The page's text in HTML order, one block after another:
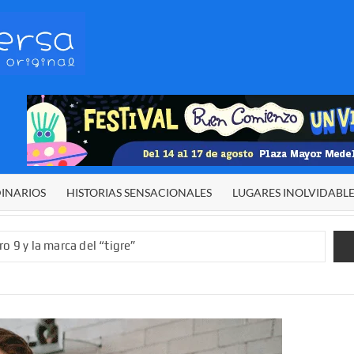
original
HISTORIAS SENSACIONALES LUGARES
9 y la marca del “tigre”
sexual infantil
de El Niño”